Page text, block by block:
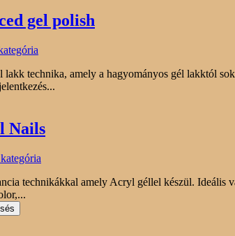
gel polish
technika, amely a hagyományos gél lakktól
Nails
technikákkal amely Acryl géllel készül. Ideális